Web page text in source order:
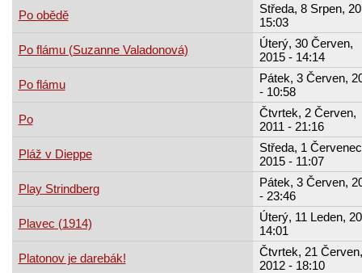
Po obědě
Středa, 8 Srpen,
15:03
Po flámu (Suzanne Valadonová)
Úterý, 30 Červen,
2015 - 14:14
Po flámu
Pátek, 3 Červen,
- 10:58
Po
Čtvrtek, 2 Červen,
2011 - 21:16
Pláž v Dieppe
Středa, 1
2015 - 11:07
Play Strindberg
Pátek, 3 Červen,
- 23:46
Plavec (1914)
Úterý, 11 Leden,
14:01
Platonov je darebák!
Čtvrtek, 21 Červen,
2012 - 18:10